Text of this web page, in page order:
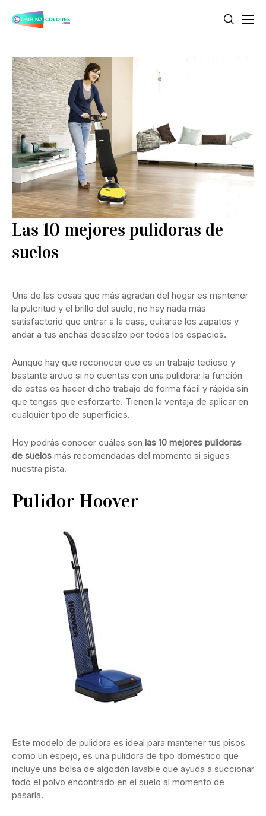
Las 10 mejores pulidoras de
suelos
Una de las cosas que más agradan del hogar es mantener
la pulcritud y el brillo del suelo, no hay nada más
satisfactorio que entrar a la casa, quitarse los zapatos y
andar a tus anchas descalzo por todos los espacios.
Aunque hay que reconocer que es un trabajo tedioso y
bastante arduo si no cuentas con una pulidora; la función
de estas es hacer dicho trabajo de forma fácil y rápida sin
que tengas que esforzarte. Tienen la ventaja de aplicar en
cualquier tipo de superficies.
Hoy podrás conocer cuáles son las 10 mejores pulidoras
de suelos más recomendadas del momento si sigues
nuestra pista.
Pulidor Hoover
Este modelo de pulidora es ideal para mantener tus pisos
como un espejo, es una pulidora de tipo doméstico que
incluye una bolsa de algodón lavable que ayuda a succionar
todo el polvo encontrado en el suelo al momento de
pasarla.